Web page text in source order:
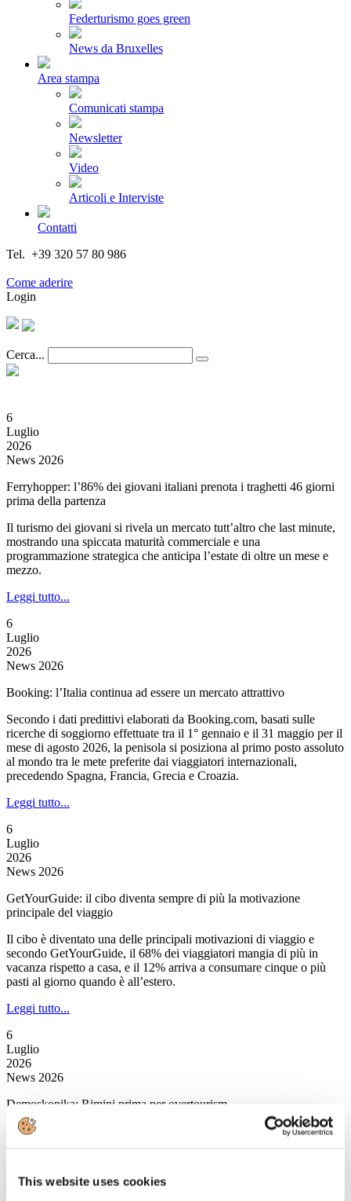
This website uses cookies
Federturismo goes green
News da Bruxelles
Area stampa
Comunicati stampa
Newsletter
Video
Articoli e Interviste
Contatti
Tel. +39 320 57 80 986
Come aderire
Login
Cerca...
6
Luglio
2026
News 2026
Ferryhopper: l’86% dei giovani italiani prenota i traghetti 46 giorni
prima della partenza
Il turismo dei giovani si rivela un mercato tutt’altro che last minute,
mostrando una spiccata maturità commerciale e una
programmazione strategica che anticipa l’estate di oltre un mese e
mezzo.
Leggi tutto...
6
Luglio
2026
News 2026
Booking: l’Italia continua ad essere un mercato attrattivo
Secondo i dati predittivi elaborati da Booking.com, basati sulle
ricerche di soggiorno effettuate tra il 1° gennaio e il 31 maggio per il
mese di agosto 2026, la penisola si posiziona al primo posto assoluto
al mondo tra le mete preferite dai viaggiatori internazionali,
precedendo Spagna, Francia, Grecia e Croazia.
Leggi tutto...
6
Luglio
2026
News 2026
GetYourGuide: il cibo diventa sempre di più la motivazione
principale del viaggio
Il cibo è diventato una delle principali motivazioni di viaggio e
secondo GetYourGuide, il 68% dei viaggiatori mangia di più in
vacanza rispetto a casa, e il 12% arriva a consumare cinque o più
pasti al giorno quando è all’estero.
Leggi tutto...
6
Luglio
2026
News 2026
Demoskopika: Rimini prima per overtourism
È Rimini a salire sul gradino più alto del podio nell’overtourism
concentrazioni urbane più elevate in assoluto.